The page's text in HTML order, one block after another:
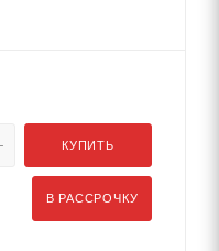
КУПИТЬ
В РАССРОЧКУ